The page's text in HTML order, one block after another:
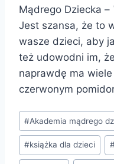
Mądrego Dziecka –
Jest szansa, że to
wasze dzieci, aby
też udowodni im,
naprawdę ma
czerwonym
Tagi
wpisu:
#Akademia mądrego
#książka dla dzieci